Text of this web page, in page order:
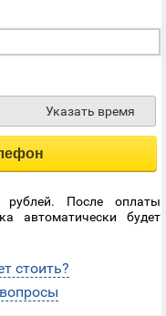
Указать время
рублей. После оплаты
автоматически будет
стоить?